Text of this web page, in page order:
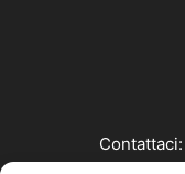
Contattaci: